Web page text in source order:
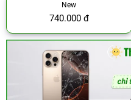
New
740.000 đ